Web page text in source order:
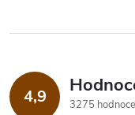
4,9
3275